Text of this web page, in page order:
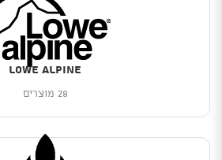
Lowe Alpine
28 מוצרים